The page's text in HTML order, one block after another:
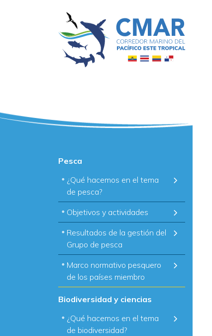
Pesca
¿Qué hacemos en el tema
de pesca?
Objetivos y actividades
Resultados de la gestión del
Grupo de pesca
Marco normativo pesquero
de los países miembro
Biodiversidad y ciencias
¿Qué hacemos en el tema
de biodiversidad?